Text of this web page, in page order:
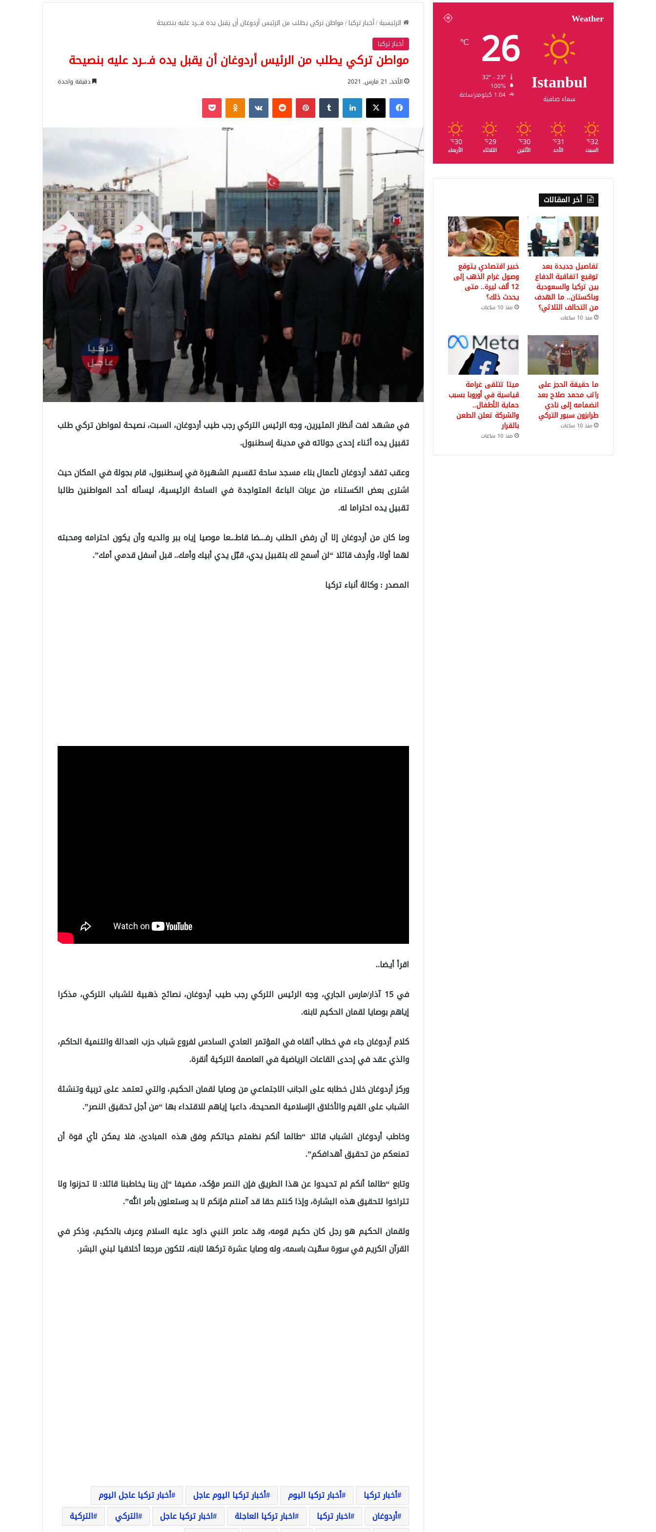
الرئيسية/أخبار تركيا/مواطن تركي يطلب من الرئيس أردوغان أن يقبل يده فـ.ـرد عليه بنصيحة
أخبار تركيا
مواطن تركي يطلب من الرئيس أردوغان أن يقبل يده فـ.ـرد عليه بنصيحة
الأحد, 21 مارس, 2021 دقيقة واحدة
فيسبوك‫X لينكدإن بينتيريست Odnoklassniki
‫Pocket
في مشهد لفت أنظار المثيرين، وجه الرئيس التركي رجب طيب أردوغان، السبت، نصيحة لمواطن تركي طلب
تقبيل يده أثناء إحدى جولاته في مدينة إسطنبول.
وعقب تفقد أردوغان لأعمال بناء مسجد ساحة تقسيم الشهيرة في إسطنبول، قام بجولة في المكان حيث
اشترى بعض الكستناء من عربات الباعة المتواجدة في الساحة الرئيسية، ليسأله أحد المواطنين طالبا
تقبيل يده احتراما له.
وما كان من أردوغان إلا أن رفض الطلب رفـ.ـضا قاطـ.ـعا موصيا إياه ببر والديه وأن يكون احترامه ومحبته
لهما أولا، وأردف قائلا “لن أسمح لك بتقبيل يدي، قبّل يدي أبيك وأمك.. قبل أسفل قدمي أمك”.
المصدر : وكالة أنباء تركيا
اقرأ أيضا..
في 15 آذار/مارس الجاري، وجه الرئيس التركي رجب طيب أردوغان، نصائح ذهبية للشباب التركي، مذكرا
إياهم بوصايا لقمان الحكيم لابنه.
كلام أردوغان جاء في خطاب ألقاه في المؤتمر العادي السادس لفروع شباب حزب العدالة والتنمية الحاكم،
والذي عقد في إحدى القاعات الرياضية في العاصمة التركية أنقرة.
وركز أردوغان خلال خطابه على الجانب الاجتماعي من وصايا لقمان الحكيم، والتي تعتمد على تربية وتنشئة
الشباب على القيم والأخلاق الإسلامية الصحيحة، داعيا إياهم للاقتداء بها “من أجل تحقيق النصر”.
وخاطب أردوغان الشباب قائلا “طالما أنكم نظمتم حياتكم وفق هذه المبادئ، فلا يمكن لأي قوة أن
تمنعكم من تحقيق أهدافكم”.
وتابع “طالما أنكم لم تحيدوا عن هذا الطريق فإن النصر مؤكد، مضيفا “إن ربنا يخاطبنا قائلا: لا تحزنوا ولا
تتراخوا لتحقيق هذه البشارة، وإذا كنتم حقا قد آمنتم فإنكم لا بد وستعلون بأمر الله”.
ولقمان الحكيم هو رجل كان حكيم قومه، وقد عاصر النبي داود عليه السلام وعرف بالحكيم، وذكر في
القرآن الكريم في سورة سمّيت باسمه، وله وصايا عشرة تركها لابنه، لتكون مرجعا أخلاقيا لبني البشر.
أخبار تركيا أخبار تركيا اليوم أخبار تركيا اليوم عاجل
أخبار تركيا عاجل اليوم
أردوغان
اخبار تركيا اخبار تركيا العاجلة اخبار تركيا عاجل التركي
التركية
Weather
Istanbul
سماء صافية
26
℃
100%
1.04 كيلومتر/ساعة
32
℃
السبت
31
℃
الأحد
30
℃
الأثنين
29
℃
الثلاثاء
30
℃
الأربعاء
أخر المقالات
تفاصيل جديدة بعد
توقيع اتفاقية الدفاع
بين تركيا والسعودية
وباكستان.. ما الهدف
من التحالف الثلاثي؟
منذ 10 ساعات
خبير اقتصادي يتوقع
وصول غرام الذهب إلى
12 ألف ليرة.. متى
يحدث ذلك؟
منذ 10 ساعات
ما حقيقة الحجز على
راتب محمد صلاح بعد
انضمامه إلى نادي
طرابزون سبور التركي
منذ 10 ساعات
ميتا تتلقى غرامة
قياسية في أوروبا بسبب
حماية الأطفال..
والشركة تعلن الطعن
بالقرار
منذ 10 ساعات